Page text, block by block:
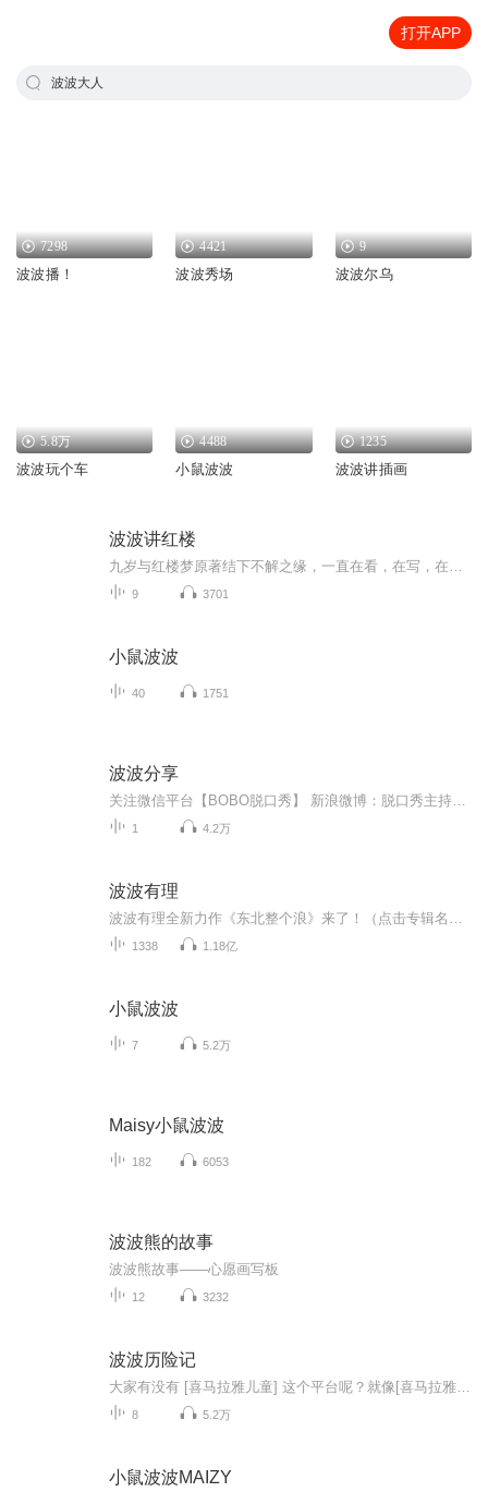
打开APP
波波大人
7298
波波播！
4421
波波秀场
9
波波尔乌
5.8万
波波玩个车
4488
小鼠波波
1235
波波讲插画
波波讲红楼
9 3701
小鼠波波
40 1751
波波分享
1 4.2万
波波有理
1338 1.18亿
小鼠波波
7 5.2万
Maisy小鼠波波
182 6053
波波熊的故事
波波熊故事——心愿画写板
12 3232
波波历险记
8 5.2万
小鼠波波MAIZY